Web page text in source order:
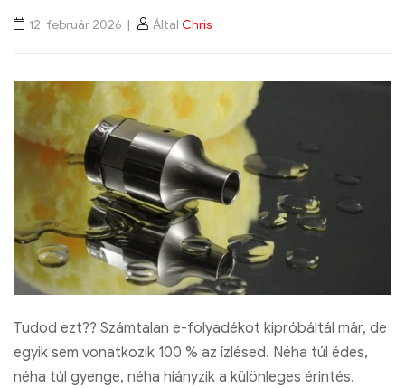
12. február 2026 Által Chris
Tudod ezt?? Számtalan e-folyadékot kipróbáltál már, de
egyik sem vonatkozik 100 % az ízlésed. Néha túl édes,
néha túl gyenge, néha hiányzik a különleges érintés.